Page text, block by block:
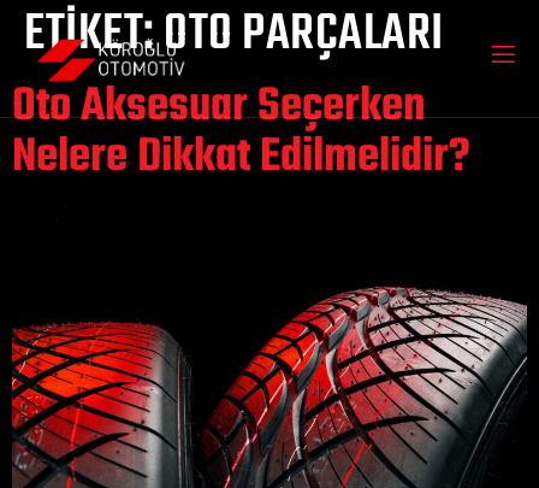
ETIKET:OTO PARÇALARI
Oto Aksesuar Seçerken
Nelere Dikkat Edilmelidir?